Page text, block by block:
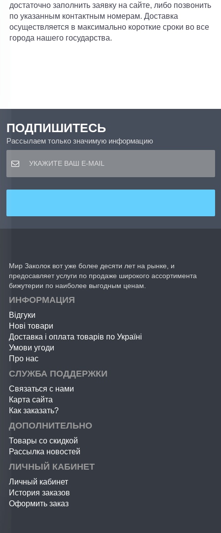
достаточно заполнить заявку на сайте, либо позвонить
по указанным контактным номерам. Доставка
осуществляется в максимально короткие сроки во все
города нашего государства.
ПОДПИШИТЕСЬ
Рассылаем только значимую информацию
Мир Заколок вот уже более десяти лет на рынке, и
предосавляет услуги по продаже широкого ассортимента
бижутерии по наиболее выгодным ценам.
ИНФОРМАЦИЯ
Відгуки
Нові товари
Доставка і оплата товарів по Україні
Умови угоди
Про нас
СЛУЖБА ПОДДЕРЖКИ
Связаться с нами
Карта сайта
Как заказать?
ДОПОЛНИТЕЛЬНО
Товары со скидкой
Рассылка новостей
ЛИЧНЫЙ КАБИНЕТ
Личный кабинет
История заказов
Оформить заказ